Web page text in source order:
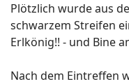
Plötzlich wurde aus
schwarzem Streifen
Erlkönig!! - und Bine
Nach dem Eintreffen